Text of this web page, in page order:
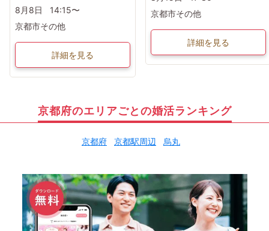
8月8日
14:15〜
京都市その他
詳細を見る
京都市その他
詳細を見る
京都府のエリアごとの婚活ランキング
京都府 京都駅周辺 烏丸